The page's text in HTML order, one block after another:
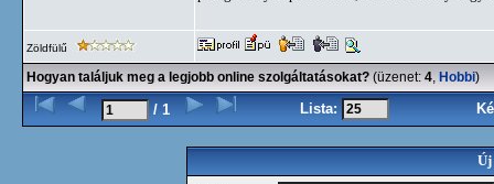
Zöldfülű
Hogyan találjuk meg a legjobb online szolgáltatásokat? (üzenet: 4, Hobbi)
/ 1 Lista:
Új